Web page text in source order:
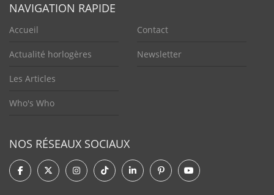
NAVIGATION RAPIDE
Accueil
Actualité horlogères
Les Articles
Who's Who
Contact
Newsletter
NOS RÉSEAUX SOCIAUX